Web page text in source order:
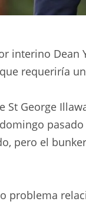
interino Dean
requeriría
St George
pero el
problema